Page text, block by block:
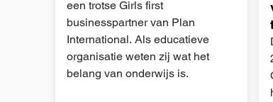
een trotse Girls first
businesspartner van Plan
International. Als educatieve
organisatie weten zij wat het
belang van onderwijs is.